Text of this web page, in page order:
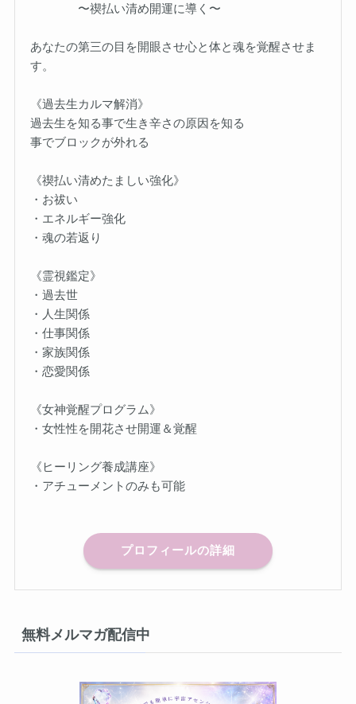
〜禊払い清め開運に導く〜
あなたの第三の目を開眼させ心と体と魂を覚醒させま
す。
《過去生カルマ解消》
過去生を知る事で生き辛さの原因を知る
事でブロックが外れる
《禊払い清めたましい強化》
・お祓い
・エネルギー強化
・魂の若返り
《霊視鑑定》
・過去世
・人生関係
・仕事関係
・家族関係
・恋愛関係
《女神覚醒プログラム》
・女性性を開花させ開運＆覚醒
《ヒーリング養成講座》
・アチューメントのみも可能
プロフィールの詳細
無料メルマガ配信中